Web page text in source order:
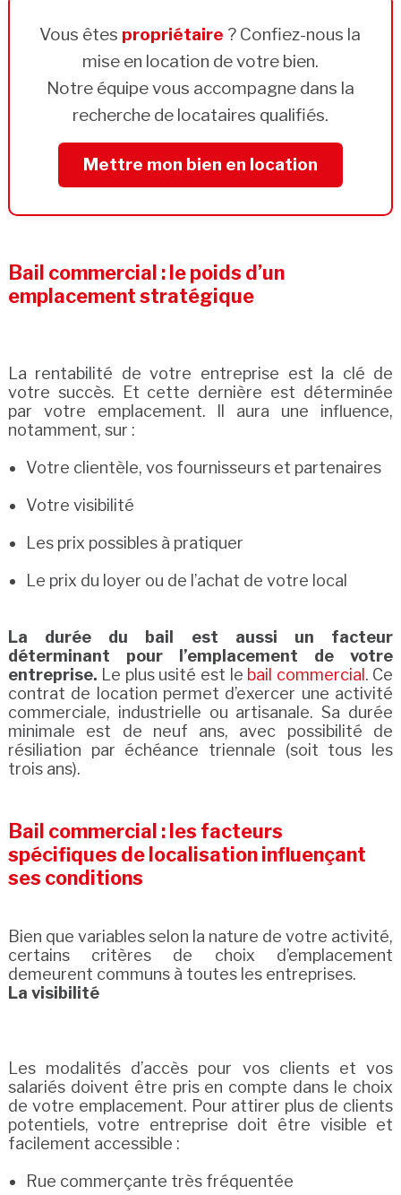
Vous êtes propriétaire ? Confiez-nous la
mise en location de votre bien.
Notre équipe vous accompagne dans la
recherche de locataires qualifiés.
Mettre mon bien en location
Bail commercial : le poids d’un
emplacement stratégique
La rentabilité de votre entreprise est la clé de
votre succès. Et cette dernière est déterminée
par votre emplacement. Il aura une influence,
notamment, sur :
Votre clientèle, vos fournisseurs et partenaires
Votre visibilité
Les prix possibles à pratiquer
Le prix du loyer ou de l’achat de votre local
La durée du bail est aussi un facteur
déterminant pour l’emplacement de votre
entreprise. Le plus usité est le bail commercial . Ce
contrat de location permet d’exercer une activité
commerciale, industrielle ou artisanale. Sa durée
minimale est de neuf ans, avec possibilité de
résiliation par échéance triennale (soit tous les
trois ans).
Bail commercial : les facteurs
spécifiques de localisation influençant
ses conditions
Bien que variables selon la nature de votre activité,
certains critères de choix d’emplacement
demeurent communs à toutes les entreprises.
La visibilité
Les modalités d’accès pour vos clients et vos
salariés doivent être pris en compte dans le choix
de votre emplacement. Pour attirer plus de clients
potentiels, votre entreprise doit être visible et
facilement accessible :
Rue commerçante très fréquentée